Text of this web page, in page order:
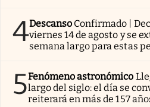
4Descanso Confirmado |
viernes 14 de agosto y se
semana largo para estas
5Fenómeno astronómico
largo del siglo: el día se
reiterará en más de 157